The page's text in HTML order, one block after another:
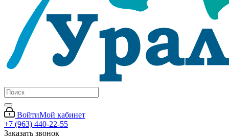
ВойтиМой кабинет
+7 (963) 440-22-55
Заказать звонок